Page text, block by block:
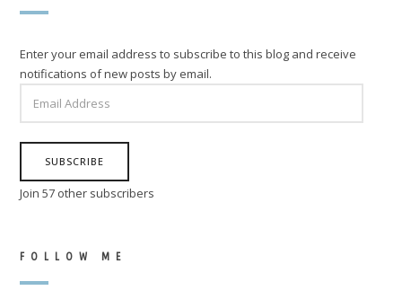
Enter your email address to subscribe to this blog and receive
notifications of new posts by email.
ADDRESS
SUBSCRIBE
Join 57 other subscribers
FOLLOW ME